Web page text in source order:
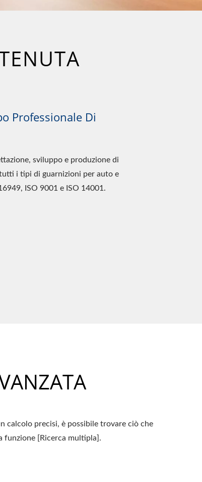
Professionale Di
sviluppo e produzione di
i tipi di guarnizioni per auto e
ISO 9001 e ISO 14001.
calcolo precisi, è possibile trovare ciò che
funzione [Ricerca multipla].